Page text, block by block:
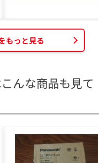
もっと見る
んな商品も見て